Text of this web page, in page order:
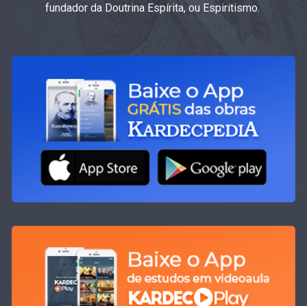
fundador da Doutrina Espírita, ou Espiritismo.